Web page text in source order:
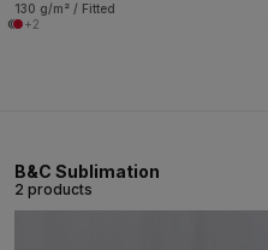
130 g/m² / Fitted
+2
B&C Sublimation
2 products